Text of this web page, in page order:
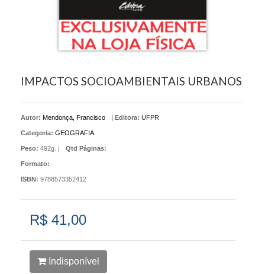
IMPACTOS SOCIOAMBIENTAIS URBANOS
Autor: Mendonça, Francisco Editora: UFPR
Categoria: GEOGRAFIA
Peso: 492g. | Qtd Páginas:
Formato:
ISBN: 9788573352412
R$ 41,00
Indisponível